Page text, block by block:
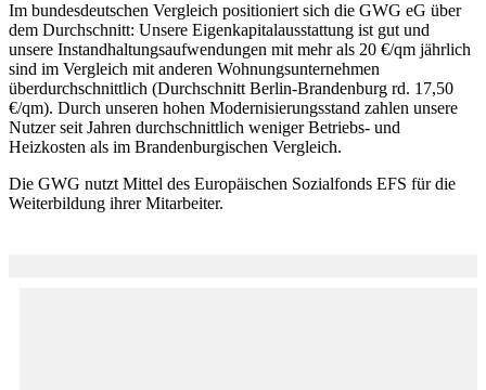
Im bundesdeutschen Vergleich positioniert sich die GWG eG über
dem Durchschnitt: Unsere Eigenkapitalausstattung ist gut und
unsere Instandhaltungsaufwendungen mit mehr als 20 €/qm jährlich
sind im Vergleich mit anderen Wohnungsunternehmen
überdurchschnittlich (Durchschnitt Berlin-Brandenburg rd. 17,50
€/qm). Durch unseren hohen Modernisierungsstand zahlen unsere
Nutzer seit Jahren durchschnittlich weniger Betriebs- und
Heizkosten als im Brandenburgischen Vergleich.
Die GWG nutzt Mittel des Europäischen Sozialfonds EFS für die
Weiterbildung ihrer Mitarbeiter.